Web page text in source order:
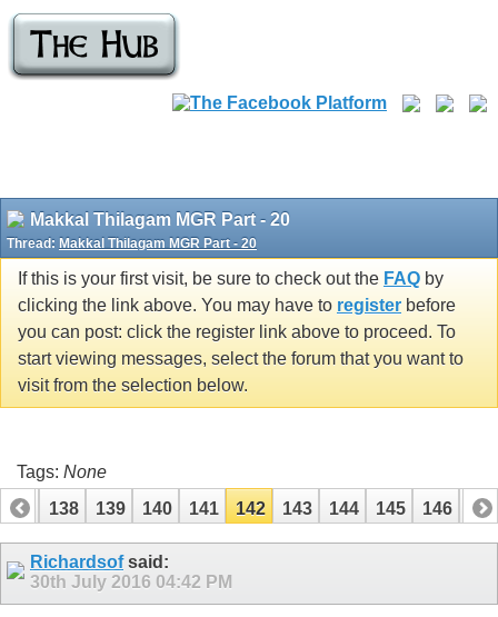
Makkal Thilagam MGR Part - 20
Thread: Makkal Thilagam MGR Part - 20
If this is your first visit, be sure to check out the FAQ by
clicking the link above. You may have to register before
you can post: click the register link above to proceed. To
start viewing messages, select the forum that you want to
visit from the selection below.
Tags: None
137
138 139 140 141 142 143 144 145 146 147
157 158
Richardsofsaid:
30th July 2016 04:42 PM